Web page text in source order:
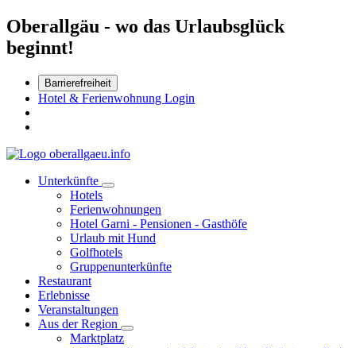
Oberallgäu - wo das Urlaubsglück
beginnt!
Barrierefreiheit
Hotel & Ferienwohnung Login
Unterkünfte
Hotels
Ferienwohnungen
Hotel Garni - Pensionen - Gasthöfe
Urlaub mit Hund
Golfhotels
Gruppenunterkünfte
Restaurant
Erlebnisse
Veranstaltungen
Aus der Region
Marktplatz